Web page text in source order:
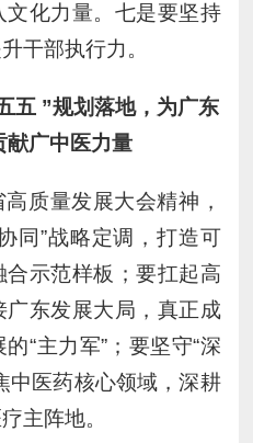
化力量。七是要坚持
干部执行力。
五 ”规划落地，为广东
献广中医力量
质量发展大会精神，
同”战略定调，打造可
示范样板；要扛起高
东发展大局，真正成
“主力军”；要坚守“深
中医药核心领域，深耕
主阵地。